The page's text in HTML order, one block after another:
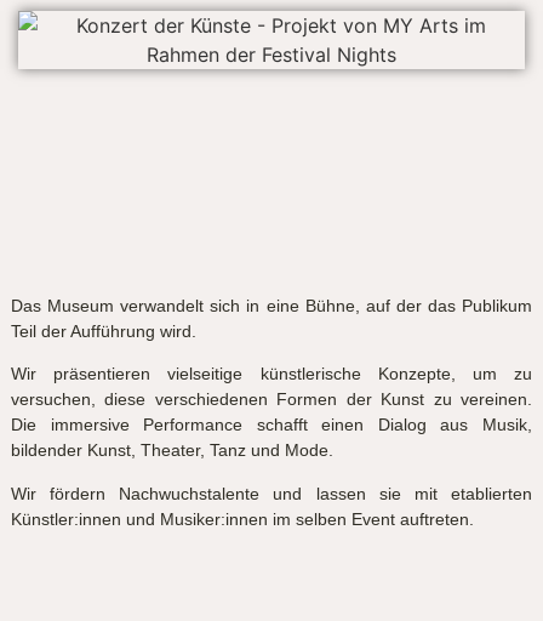
Das Museum verwandelt sich in eine Bühne, auf der das Publikum
Teil der Aufführung wird.
Wir präsentieren vielseitige künstlerische Konzepte, um zu
versuchen, diese verschiedenen Formen der Kunst zu vereinen.
Die immersive Performance schafft einen Dialog aus Musik,
bildender Kunst, Theater, Tanz und Mode.
Wir fördern Nachwuchstalente und lassen sie mit etablierten
Künstler:innen und Musiker:innen im selben Event auftreten.